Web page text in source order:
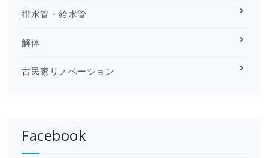
排水管・給水管
解体
古民家リノベーション
Facebook